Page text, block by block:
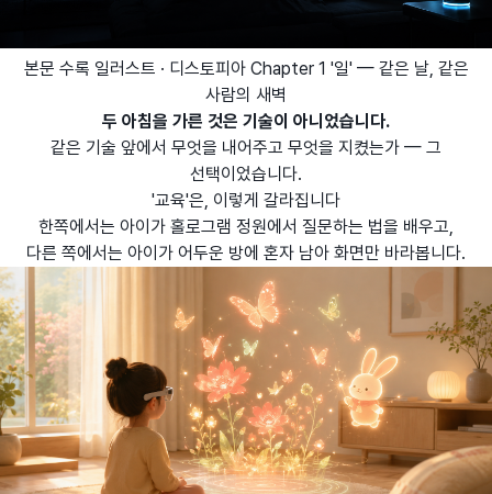
본문 수록 일러스트 · 디스토피아 Chapter 1 '일' — 같은 날, 같은
사람의 새벽
두 아침을 가른 것은 기술이 아니었습니다.
같은 기술 앞에서 무엇을 내어주고 무엇을 지켰는가 — 그
선택이었습니다.
'교육'은, 이렇게 갈라집니다
한쪽에서는 아이가 홀로그램 정원에서 질문하는 법을 배우고,
다른 쪽에서는 아이가 어두운 방에 혼자 남아 화면만 바라봅니다.